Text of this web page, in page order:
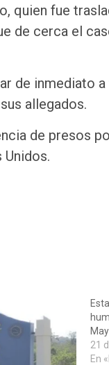
quien fue
de cerca el
de inmediato
allegados.
de presos
21
En